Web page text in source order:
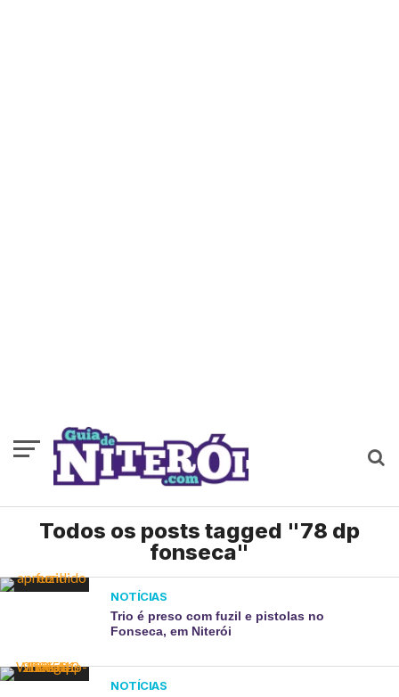
Todos os posts tagged "78 dp
fonseca"
NOTÍCIAS
Trio é preso com fuzil e pistolas no
Fonseca, em Niterói
NOTÍCIAS